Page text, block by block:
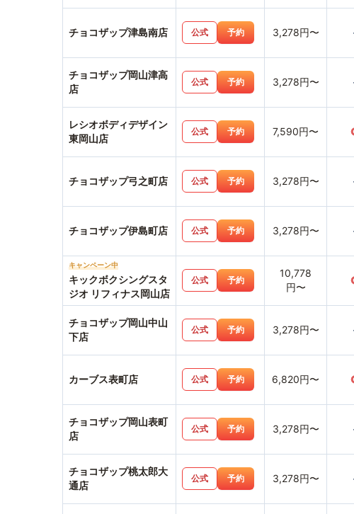
チョコザップ津島南店 公式 予約 3,278円〜
チョコザップ岡山津高
店
公式 予約 3,278円〜
レシオボディデザイン
東岡山店
公式 予約 7,590円〜
チョコザップ弓之町店 公式 予約 3,278円〜
チョコザップ伊島町店 公式 予約 3,278円〜
キャンペーン中
キックボクシングスタ
ジオ リフィナス岡山店
公式 予約
10,778
円〜
チョコザップ岡山中山
下店
公式 予約 3,278円〜
カーブス表町店 公式 予約 6,820円〜
チョコザップ岡山表町
店
公式 予約 3,278円〜
チョコザップ桃太郎大
通店
公式 予約 3,278円〜